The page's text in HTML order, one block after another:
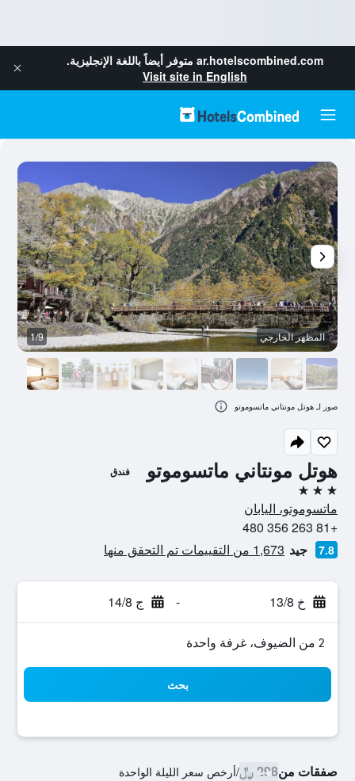
ar.hotelscombined.com متوفر أيضاً باللغة الإنجليزية.
Visit site in English
هوتل مونتاني ماتسوموتو فندق
3 نجوم
ماتسوموتو، اليابان
+81 263 356 480
7.8 جيد 1,673 من التقييمات تم التحقق منها
خ 13/8 - ج 14/8
2 من الضيوف، غرفة واحدة
بحث
صفقات من298 ﷼ /أرخص سعر الليلة الواحدة
المظهر الخارجي 1/9
صور لـ هوتل مونتاني ماتسوموتو